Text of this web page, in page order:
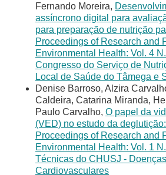
Fernando Moreira,
assíncrono digital para
para preparação de nutrição
Proceedings of Research and
Environmental Health: Vol. 4
Congresso do Serviço de
Local de Saúde do Tâmega e
Denise Barroso, Alzira
Caldeira, Catarina Miranda,
Paulo Carvalho, O papel da
(VED) no estudo da
Proceedings of Research and
Environmental Health: Vol. 1
Técnicas do CHUSJ -
Cardiovasculares